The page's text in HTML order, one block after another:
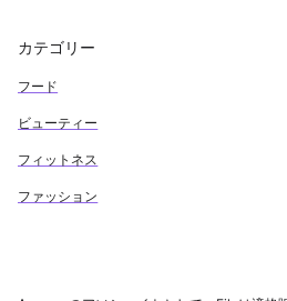
カテゴリー
フード
ビューティー
フィットネス
ファッション